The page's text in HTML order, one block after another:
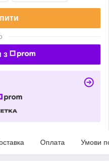
з
Оплата Умови